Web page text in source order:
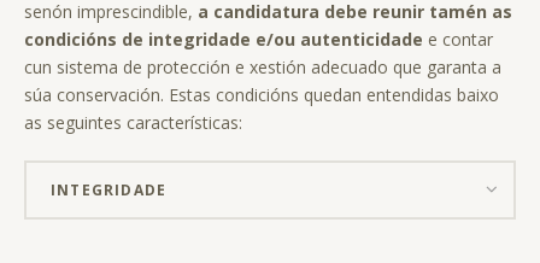
senón imprescindible, a candidatura debe reunir tamén as
condicións de integridade e/ou autenticidade e contar
cun sistema de protección e xestión adecuado que garanta a
súa conservación. Estas condicións quedan entendidas baixo
as seguintes características:
INTEGRIDADE